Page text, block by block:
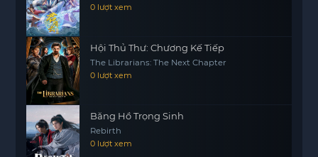
0 lượt xem
Hội Thủ Thư: Chương Kế Tiếp
The Librarians: The Next Chapter
0 lượt xem
Băng Hồ Trọng Sinh
Rebirth
0 lượt xem